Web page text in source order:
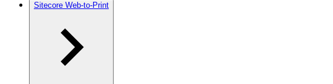
Sitecore Web-to-Print